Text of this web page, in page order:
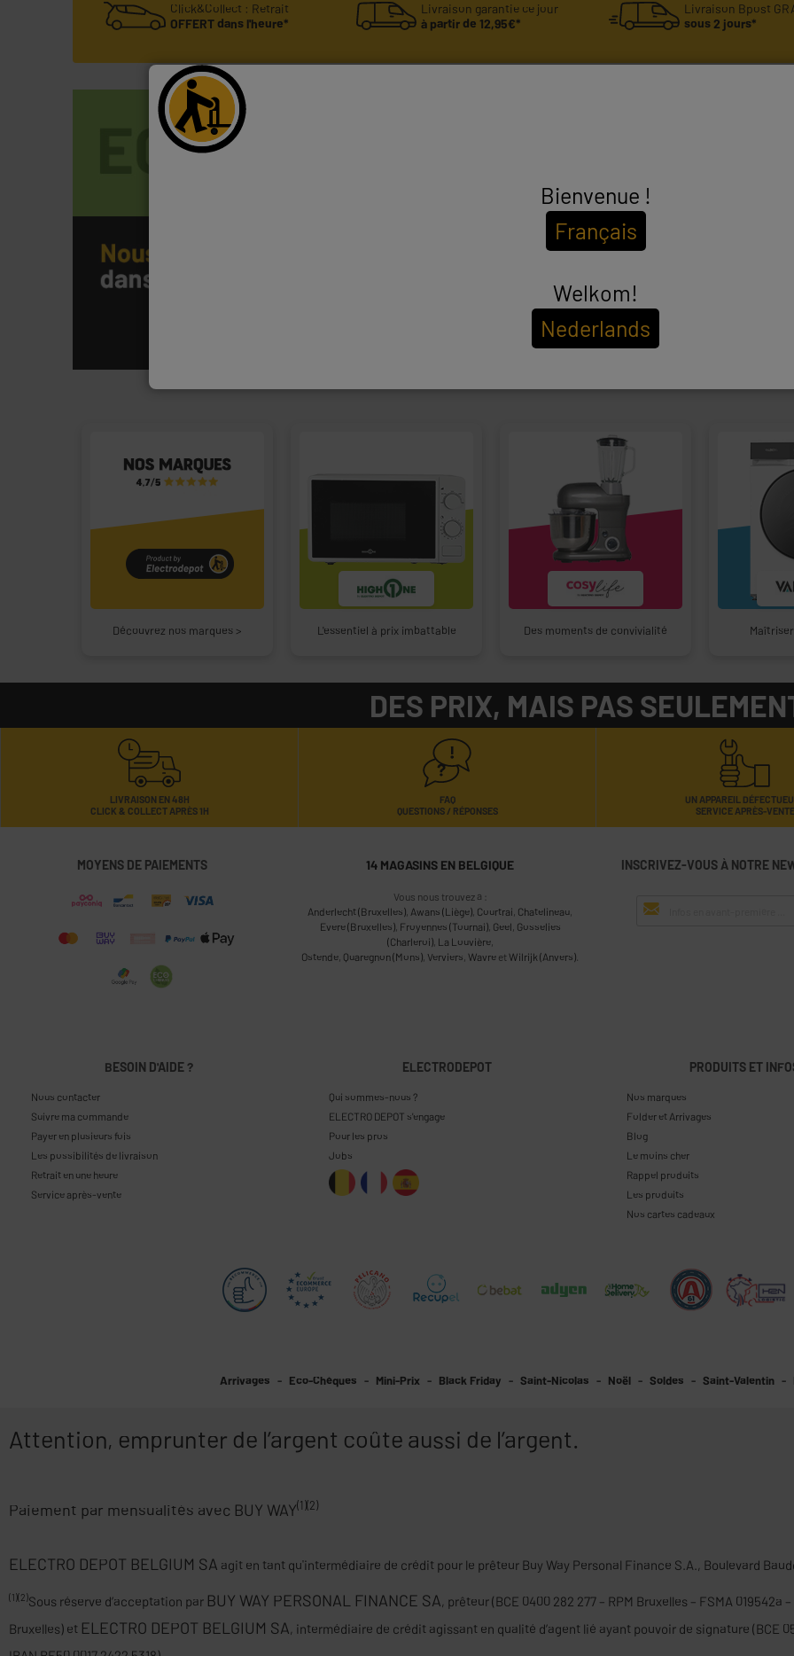
Click&Collect : Retrait
OFFERT dans l'heure*
Livraison garantie ce jour
à partir de 12,95€*
Livraison Bpost
sous 2 jours*
Découvrez nos marques > L'essentiel à prix imbattable Des moments de convivialité
DES PRIX, MAIS PAS
LIVRAISON EN 48H
CLICK & COLLECT APRÈS 1H
FAQ
QUESTIONS / RÉPONSES
UN APPAREIL
SERVICE APRÈS-VENTE
MOYENS DE PAIEMENTS 14 MAGASINS EN BELGIQUE
Vous nous trouvez à :
Anderlecht (Bruxelles), Awans (Liège), Courtrai, Chatelineau,
Evere (Bruxelles), Froyennes (Tournai), Geel, Gosselies
(Charleroi), La Louvière,
Ostende, Quaregnon (Mons), Verviers, Wavre et Wilrijk (Anvers)
INSCRIVEZ-VOUS À NOTRE
BESOIN D'AIDE ?
Nous contacter
Suivre ma commande
Payer en plusieurs fois
Les possibilités de livraison
Retrait en une heure
Service après-vente
ELECTRODEPOT
Qui sommes-nous ?
ELECTRO DEPOT s'engage
Pour les pros
Jobs
PRODUITS ET
Nos marques
Folder et Arrivages
Blog
Le moins cher
Rappel produits
Les produits
Nos cartes cadeaux
Arrivages Eco-Chèques Mini-Prix Black Friday Saint-Nicolas Noël Soldes Saint-Valentin
Attention, emprunter de l’argent coûte aussi de l’argent.
Paiement par mensualités avec BUY WAY(1)(2)
ELECTRO DEPOT BELGIUM SA agit en tant qu'intermédiaire de crédit pour le prêteur Buy Way Personal Finance S.A., Boulevard
(1)(2)Sous réserve d’acceptation par BUY WAY PERSONAL FINANCE SA, prêteur (BCE 0400 282 277 – RPM Bruxelles – FSMA
Bruxelles) et ELECTRO DEPOT BELGIUM SA, intermédiaire de crédit agissant en qualité d’agent lié ayant pouvoir de signature (BCE
Bienvenue !
Français
Welkom!
Nederlands